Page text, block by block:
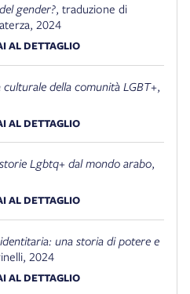
gender?, traduzione di
2024
AL DETTAGLIO
della comunità LGBT+,
AL DETTAGLIO
Lgbtq+ dal mondo arabo,
AL DETTAGLIO
una storia di potere e
, 2024
AL DETTAGLIO